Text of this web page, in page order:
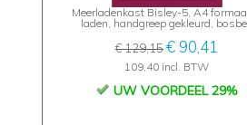
Meerladenkast Bisley-5, A4
laden, handgreep gekleurd,
€ 129,15€ 90,41
109,40 incl. BTW
UW VOORDEEL 29%